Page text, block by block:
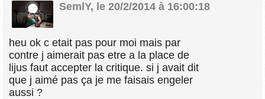
SemlY, le 20/2/2014 à 16:00:18
heu ok c etait pas pour moi mais par
contre j aimerait pas etre a la place de
lijus faut accepter la critique. si j avait dit
que j aimé pas ça je me faisais engeler
aussi ?